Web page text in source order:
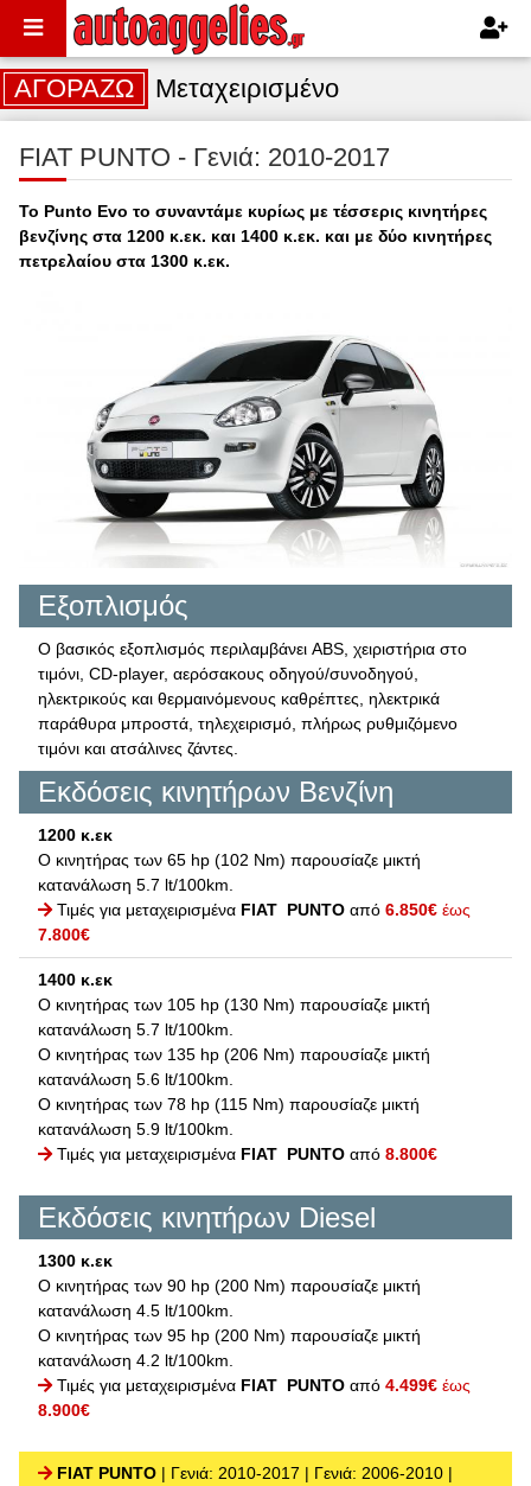
ΑΓΟΡΑΖΩ Μεταχειρισμένο
FIAT PUNTO - Γενιά: 2010-2017
Το Punto Evo το συναντάμε κυρίως με τέσσερις κινητήρες
βενζίνης στα 1200 κ.εκ. και 1400 κ.εκ. και με δύο κινητήρες
πετρελαίου στα 1300 κ.εκ.
Εξοπλισμός
Ο βασικός εξοπλισμός περιλαμβάνει ABS, χειριστήρια στο
τιμόνι, CD-player, αερόσακους οδηγού/συνοδηγού,
ηλεκτρικούς και θερμαινόμενους καθρέπτες, ηλεκτρικά
παράθυρα μπροστά, τηλεχειρισμό, πλήρως ρυθμιζόμενο
τιμόνι και ατσάλινες ζάντες.
Εκδόσεις κινητήρων Βενζίνη
1200 κ.εκ
Ο κινητήρας των 65 hp (102 Nm) παρουσίαζε μικτή
κατανάλωση 5.7 lt/100km.
Τιμές για μεταχειρισμένα FIAT PUNTO από 6.850€ έως
7.800€
1400 κ.εκ
Ο κινητήρας των 105 hp (130 Nm) παρουσίαζε μικτή
κατανάλωση 5.7 lt/100km.
Ο κινητήρας των 135 hp (206 Nm) παρουσίαζε μικτή
κατανάλωση 5.6 lt/100km.
Ο κινητήρας των 78 hp (115 Nm) παρουσίαζε μικτή
κατανάλωση 5.9 lt/100km.
Τιμές για μεταχειρισμένα FIAT PUNTO από 8.800€
Εκδόσεις κινητήρων Diesel
1300 κ.εκ
Ο κινητήρας των 90 hp (200 Nm) παρουσίαζε μικτή
κατανάλωση 4.5 lt/100km.
Ο κινητήρας των 95 hp (200 Nm) παρουσίαζε μικτή
κατανάλωση 4.2 lt/100km.
Τιμές για μεταχειρισμένα FIAT PUNTO από 4.499€ έως
8.900€
FIAT PUNTO | Γενιά: 2010-2017 | Γενιά: 2006-2010 |